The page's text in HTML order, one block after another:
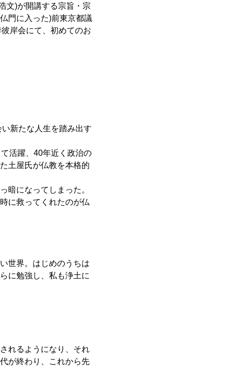
文)が開講する宗旨・宗
門に入った)前東京都議
岸会にて、初めてのお
新たな人生を踏み出す
活躍、40年近く政治の
土屋氏が仏教を本格的
暗になってしまった。
に救ってくれたのが仏
世界。はじめのうちは
に勉強し、私も浄土に
れるようになり、それ
が終わり、これから先